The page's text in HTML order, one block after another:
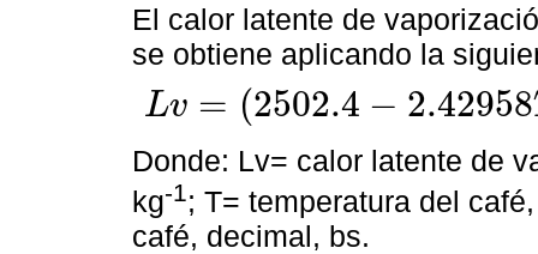
El calor latente de
se obtiene aplicando la
Lv = (2502.4 − 2.42958
Lv= 2502.4- 2.42958T1+1.44408e p-21.5011M
Donde: Lv= calor latente de
kg-1 ; T= temperatura del
café, decimal, bs.